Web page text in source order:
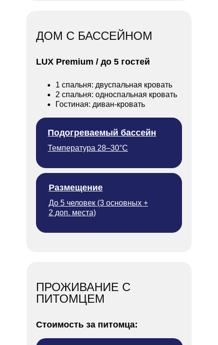
Температура 28–30°C
Подогреваемый бассейн
LUX Premium / до 5 гостей
1 спальня: двуспальная кровать
2 спальня: односпальная кровать
Гостиная: диван-кровать
ДОМ С БАССЕЙНОМ
ПРОЖИВАНИЕ С
ПИТОМЦЕМ
Стоимость за питомца:
До 5 человек (3 основных +
2 доп. места)
Размещение